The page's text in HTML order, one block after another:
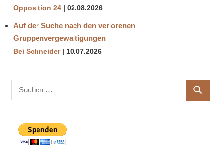
Opposition 24 02.08.2026
Auf der Suche nach den verlorenen
Gruppenvergewaltigungen
Bei Schneider 10.07.2026
Suchen
nach:
SUCHEN